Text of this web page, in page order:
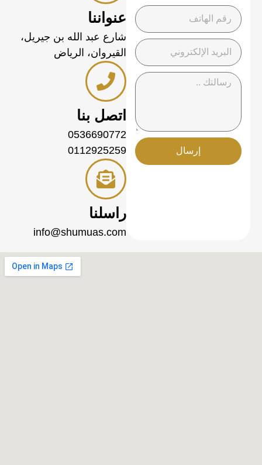
إرسال
عنواننا
شارع عبد الله بن جيريل،
القيروان، الرياض
اتصل بنا
0536690772
0112925259
راسلنا
info@shumuas.com